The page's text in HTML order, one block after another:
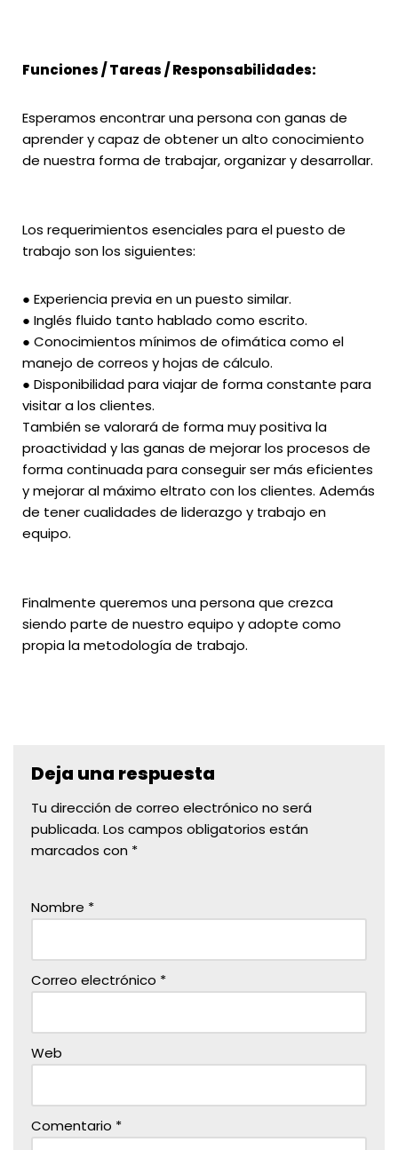
Funciones / Tareas / Responsabilidades:
Esperamos encontrar una persona con ganas de
aprender y capaz de obtener un alto conocimiento
de nuestra forma de trabajar, organizar y desarrollar.
Los requerimientos esenciales para el puesto de
trabajo son los siguientes:
● Experiencia previa en un puesto similar.
● Inglés fluido tanto hablado como escrito.
● Conocimientos mínimos de ofimática como el
manejo de correos y hojas de cálculo.
● Disponibilidad para viajar de forma constante para
visitar a los clientes.
También se valorará de forma muy positiva la
proactividad y las ganas de mejorar los procesos de
forma continuada para conseguir ser más eficientes
y mejorar al máximo eltrato con los clientes. Además
de tener cualidades de liderazgo y trabajo en
equipo.
Finalmente queremos una persona que crezca
siendo parte de nuestro equipo y adopte como
propia la metodología de trabajo.
Deja una respuesta
Tu dirección de correo electrónico no será
publicada. Los campos obligatorios están
marcados con *
Nombre *
Correo electrónico *
Web
Comentario *